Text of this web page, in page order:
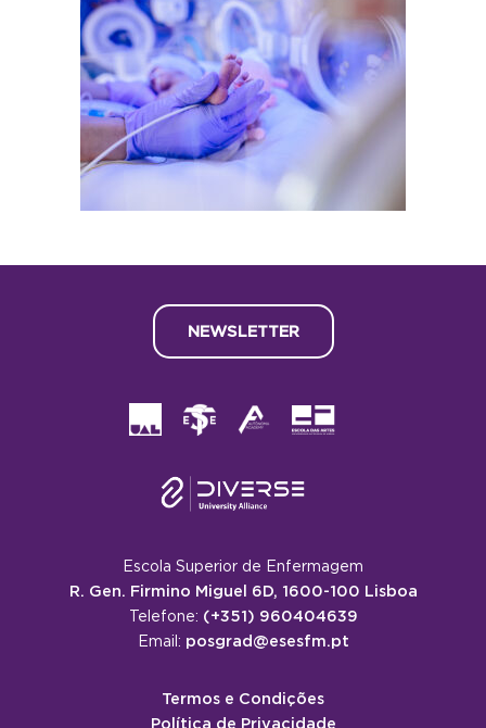
NEWSLETTER
Escola Superior de Enfermagem
R. Gen. Firmino Miguel 6D, 1600-100 Lisboa
Telefone: (+351) 960404639
Email: posgrad@esesfm.pt
Termos e Condições
Política de Privacidade